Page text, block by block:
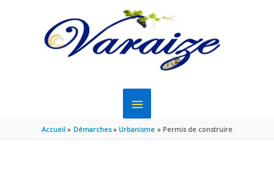
MENU
PRINCIPAL
Accueil Démarches Urbanisme Permis de construire